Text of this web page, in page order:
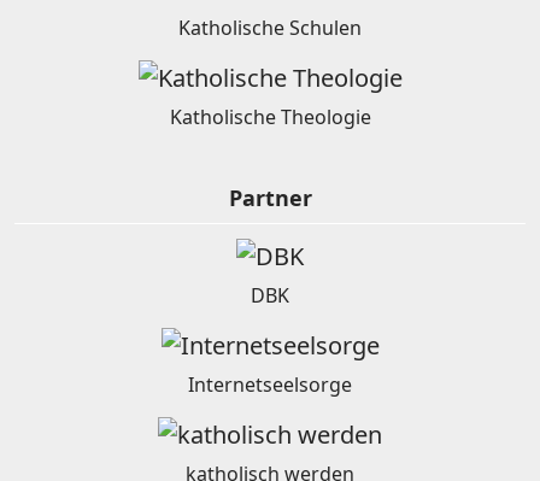
Katholische Schulen
Katholische Theologie
Partner
DBK
Internetseelsorge
katholisch werden